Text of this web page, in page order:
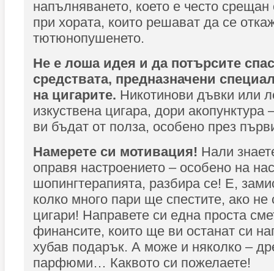
напълняването, което е често
при хората, които решават да се
тютюнопушенето.
Не е лоша идея и да потърсите
средствата, предназначени
на цигарите. Никотинови дъвки или
изкуствена цигара, дори
ви бъдат от полза, особено през
Намерете си мотивация! Нали
оправя настроението – особено на
шопингтерапията, разбира се! Е,
колко много пари ще спестите, ако не
цигари! Направете си една проста
финансите, които ще ви останат си
хубав подарък. А може и няколко –
парфюми… Каквото си пожелаете!